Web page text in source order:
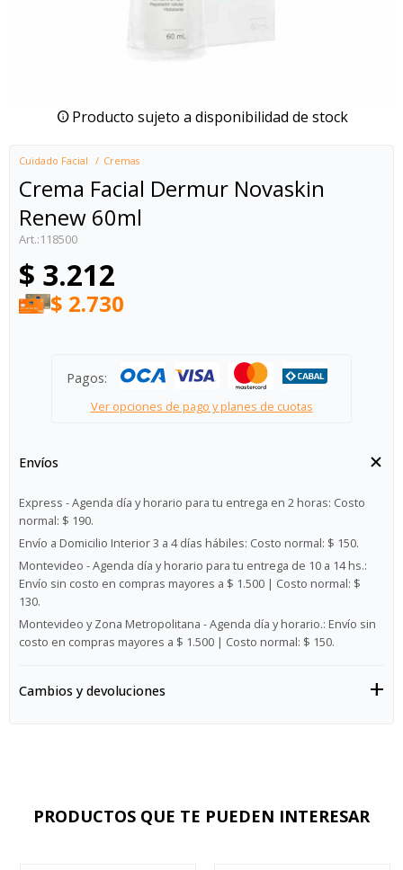
Producto sujeto a disponibilidad de stock
Cuidado Facial Cremas
Crema Facial Dermur Novaskin
Renew 60ml
118500
$ 3.212
$ 2.730
Pagos:
Ver opciones de pago y planes de cuotas
Envíos
Express - Agenda día y horario para tu entrega en 2 horas: Costo
normal: $ 190.
Envío a Domicilio Interior 3 a 4 días hábiles: Costo normal: $ 150.
Montevideo - Agenda día y horario para tu entrega de 10 a 14 hs.:
Envío sin costo en compras mayores a $ 1.500 | Costo normal: $
130.
Montevideo y Zona Metropolitana - Agenda día y horario.: Envío sin
costo en compras mayores a $ 1.500 | Costo normal: $ 150.
Cambios y devoluciones
PRODUCTOS QUE TE PUEDEN INTERESAR